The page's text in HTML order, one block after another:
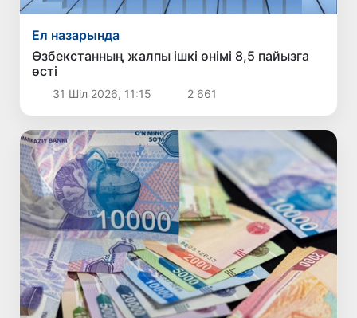
Ел назарында
Өзбекстанның жалпы ішкі өнімі 8,5 пайызға
өсті
31 Шіл 2026, 11:15 2 661